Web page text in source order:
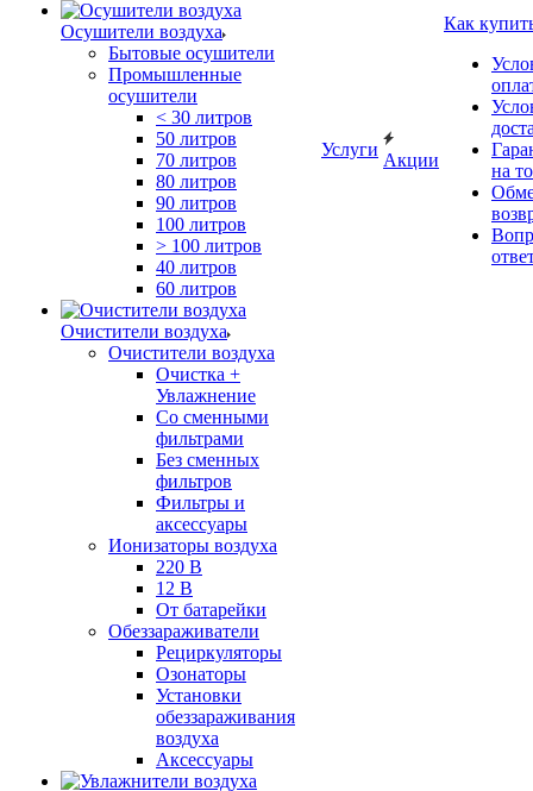
Осушители воздуха
Бытовые осушители
Промышленные
осушители
< 30 литров
50 литров
70 литров
80 литров
90 литров
100 литров
> 100 литров
40 литров
60 литров
Очистители воздуха
Очистители воздуха
Очистка +
Увлажнение
Cо сменными
фильтрами
Без сменных
фильтров
Фильтры и
аксессуары
Ионизаторы воздуха
220 В
12 В
От батарейки
Обеззараживатели
Рециркуляторы
Озонаторы
Установки
обеззараживания
воздуха
Аксессуары
Услуги
Акции
Как
на